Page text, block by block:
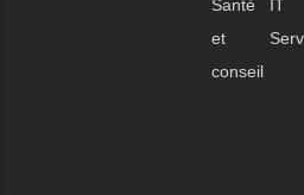
Santé
et
conseil
IT